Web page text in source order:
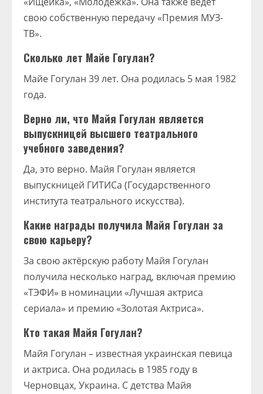
свою собственную передачу «Премия МУЗ-
ТВ».
Сколько лет Майе Гогулан?
Майе Гогулан 39 лет. Она родилась 5 мая 1982
года.
Верно ли, что Майя Гогулан является
выпускницей высшего театрального
учебного заведения?
Да, это верно. Майя Гогулан является
выпускницей ГИТИСа (Государственного
института театрального искусства).
Какие награды получила Майя Гогулан за
свою карьеру?
За свою актёрскую работу Майя Гогулан
получила несколько наград, включая премию
«ТЭФИ» в номинации «Лучшая актриса
сериала» и премию «Золотая Актриса».
Кто такая Майя Гогулан?
Майя Гогулан – известная украинская певица
и актриса. Она родилась в 1985 году в
Черновцах, Украина. С детства Майя